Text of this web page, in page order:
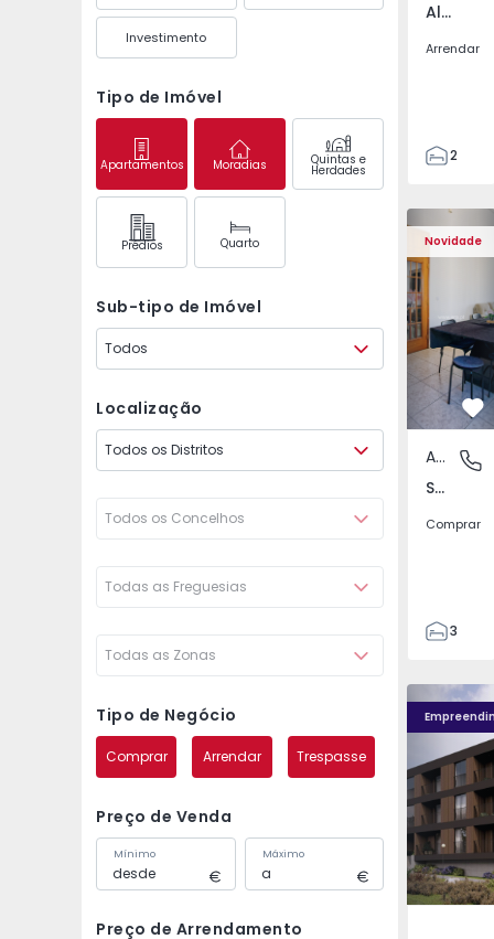
Investimento
Tipo de Imóvel
Apartamentos Moradias Quintas e
Herdades
Prédios Quarto
Sub-tipo de Imóvel
Todos
Localização
Todos os Distritos
Todos os Concelhos
Todas as Freguesias
Todas as Zonas
Tipo de Negócio
Comprar Arrendar Trespasse
Preço de Venda
Mínimo Máximo
Preço de Arrendamento
Aliados, Porto
Arrendar
2
93
93
0
Novidade
Apartamento T3
Santo
Apartamento
Santo António dos Cavaleiros e Frielas, Lisboa
Comprar
3
85
93
7
Nova